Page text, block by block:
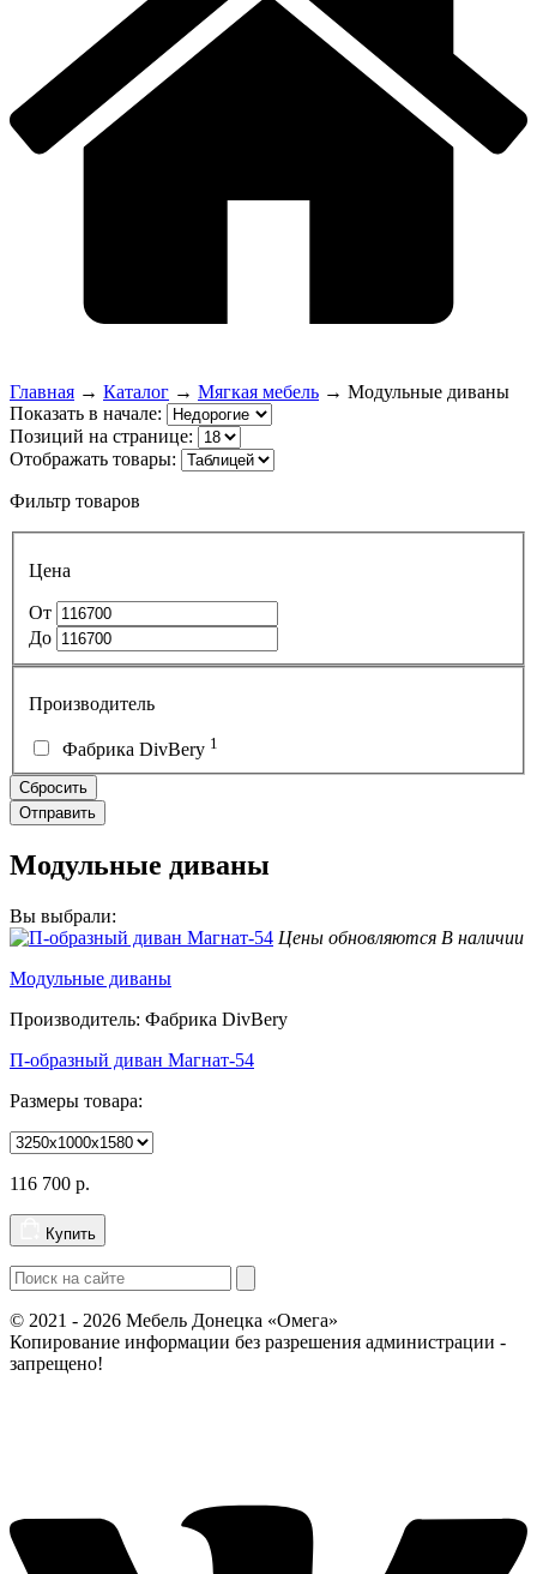
Главная → Каталог → Мягкая мебель → Модульные диваны
Показать в начале:
Позиций на странице:
Отображать товары:
Фильтр товаров
Цена
От
До
Производитель
Фабрика DivBery 1
Модульные диваны
Вы выбрали:
Цены обновляются В наличии
Модульные диваны
Производитель: Фабрика DivBery
П-образный диван Магнат-54
Размеры товара:
116 700 р.
Купить
© 2021 - 2026 Мебель Донецка «Омега»
Копирование информации без разрешения администрации -
запрещено!